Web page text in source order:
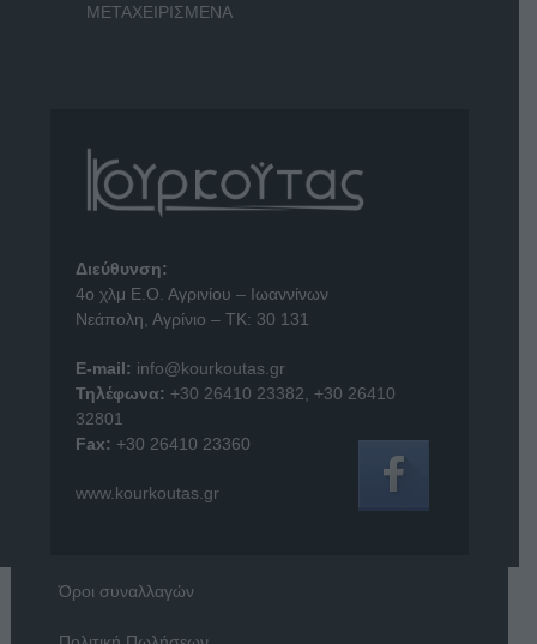
ΜΕΤΑΧΕΙΡΙΣΜΕΝΑ
Διεύθυνση:
4o χλμ Ε.Ο. Αγρινίου – Ιωαννίνων
Νεάπολη, Αγρίνιο – ΤΚ: 30 131
E-mail: info@kourkoutas.gr
Τηλέφωνα: +30 26410 23382
+30 26410
32801
Fax: +30 26410 23360
www.kourkoutas.gr
Όροι συναλλαγών